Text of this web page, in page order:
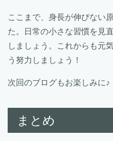
ここまで、身長が伸びない
た。日常の小さな習慣を見
しましょう。これからも元
う努力しましょう！
次回のブログもお楽しみに♪
まとめ